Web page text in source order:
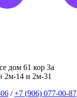
дом 61 кор 3а
2м-14 и 2м-31
/+7 (906) 077-00-87